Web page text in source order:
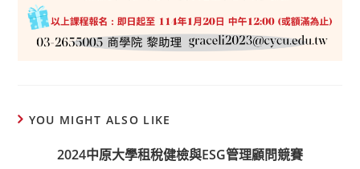
YOU MIGHT ALSO LIKE
2024中原大學租稅健檢與ESG管理顧問競賽